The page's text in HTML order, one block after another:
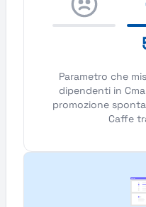
Parametro che
dipendenti in
promozione
Caffe